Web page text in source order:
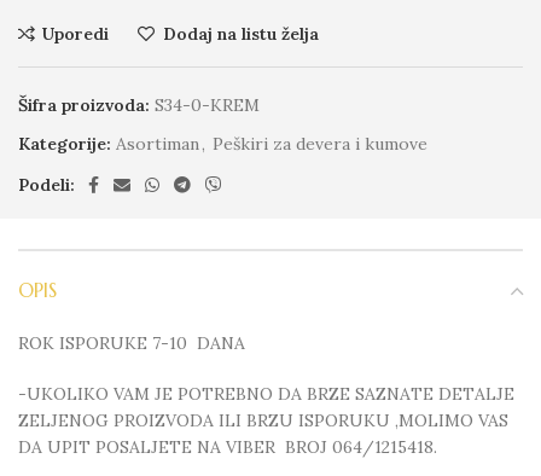
Uporedi Dodaj na listu želja
Šifra proizvoda: S34-0-KREM
Kategorije: Asortiman, Peškiri za devera i kumove
Podeli:
OPIS
ROK ISPORUKE 7-10 DANA
-UKOLIKO VAM JE POTREBNO DA BRZE SAZNATE DETALJE
ZELJENOG PROIZVODA ILI BRZU ISPORUKU ,MOLIMO VAS
DA UPIT POSALJETE NA VIBER BROJ 064/1215418.